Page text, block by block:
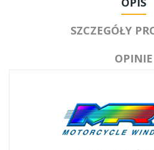
SZCZEGÓŁY
OPINIE